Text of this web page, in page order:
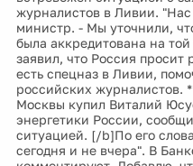
журналистов в Ливии. "Нас
министр. - Мы уточнили,
была аккредитована на
заявил, что Россия просит
есть спецназ в Ливии,
российских журналистов.
Москвы купил Виталий
энергетики России,
ситуацией. [/b]По его
сегодня и не вчера". В